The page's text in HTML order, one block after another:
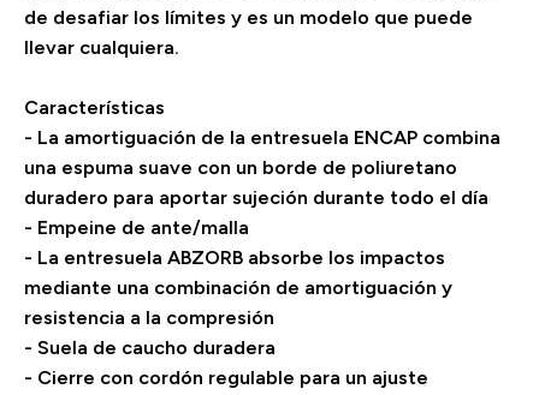
de desafiar los límites y es un modelo que puede
llevar cualquiera.
Características
- La amortiguación de la entresuela ENCAP combina
una espuma suave con un borde de poliuretano
duradero para aportar sujeción durante todo el día
- Empeine de ante/malla
- La entresuela ABZORB absorbe los impactos
mediante una combinación de amortiguación y
resistencia a la compresión
- Suela de caucho duradera
- Cierre con cordón regulable para un ajuste